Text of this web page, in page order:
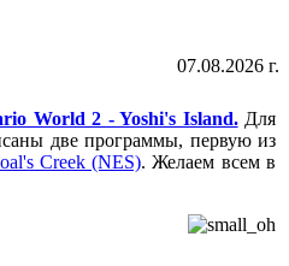
07.08.2026 г.
World 2 - Yoshi's Island. Для
две программы, первую из
Creek (NES). Желаем всем в